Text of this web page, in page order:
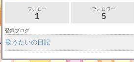
フォロー
1
フォロワー
5
登録ブログ
歌うたいの日記